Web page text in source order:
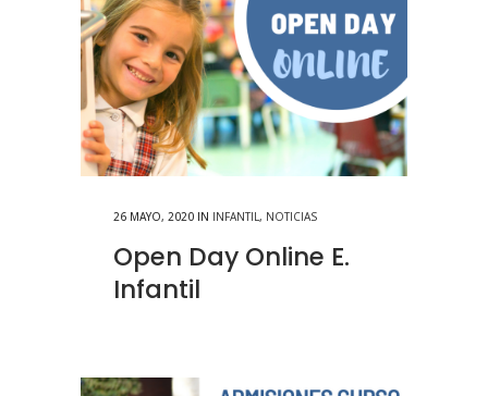
26 MAYO, 2020 IN INFANTIL, NOTICIAS
Open Day Online E.
Infantil